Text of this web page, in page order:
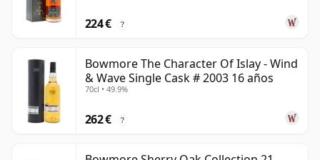
224 € ?
Bowmore The Character Of Islay - Wind
& Wave Single Cask # 2003 16 años
70cl • 49.9%
262 € ?